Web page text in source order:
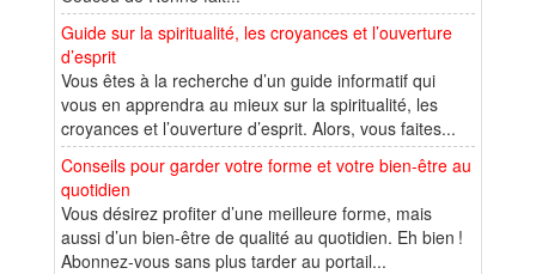
Guide sur la spiritualité, les croyances et l’ouverture
d’esprit
Vous êtes à la recherche d’un guide informatif qui
vous en apprendra au mieux sur la spiritualité, les
croyances et l’ouverture d’esprit. Alors, vous faites...
Conseils pour garder votre forme et votre bien-être au
quotidien
Vous désirez profiter d’une meilleure forme, mais
aussi d’un bien-être de qualité au quotidien. Eh bien !
Abonnez-vous sans plus tarder au portail...